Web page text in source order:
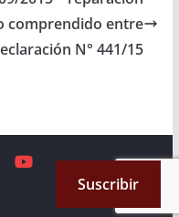
comprendido entre
N° 441/15
. All rights reserved.
Powered byWordPress.
Suscribir